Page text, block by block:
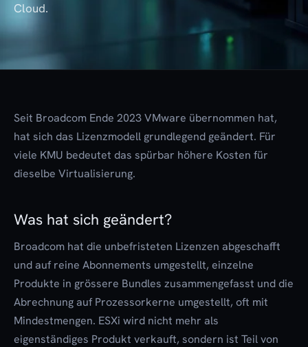
Cloud.
Seit Broadcom Ende 2023 VMware übernommen hat,
hat sich das Lizenzmodell grundlegend geändert. Für
viele KMU bedeutet das spürbar höhere Kosten für
dieselbe Virtualisierung.
Was hat sich geändert?
Broadcom hat die unbefristeten Lizenzen abgeschafft
und auf reine Abonnements umgestellt, einzelne
Produkte in grössere Bundles zusammengefasst und die
Abrechnung auf Prozessorkerne umgestellt, oft mit
Mindestmengen. ESXi wird nicht mehr als
eigenständiges Produkt verkauft, sondern ist Teil von